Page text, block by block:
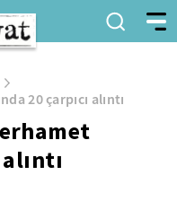
20 çarpıcı alıntı